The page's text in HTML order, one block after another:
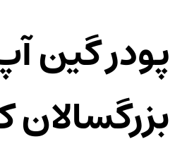
پودر گین
بزرگسالان